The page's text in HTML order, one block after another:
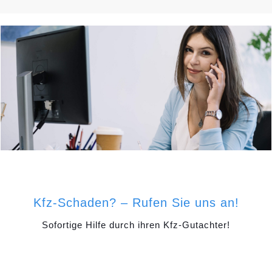
Kfz-Schaden? – Rufen Sie uns an!
Sofortige Hilfe durch ihren Kfz-Gutachter!